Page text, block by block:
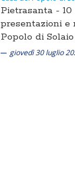
Pietrasanta -
presentazioni e
Popolo di Solaio
giovedì 30 luglio